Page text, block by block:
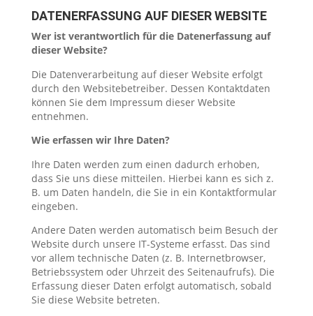
DATENERFASSUNG AUF DIESER WEBSITE
Wer ist verantwortlich für die Datenerfassung auf
dieser Website?
Die Datenverarbeitung auf dieser Website erfolgt
durch den Websitebetreiber. Dessen Kontaktdaten
können Sie dem Impressum dieser Website
entnehmen.
Wie erfassen wir Ihre Daten?
Ihre Daten werden zum einen dadurch erhoben,
dass Sie uns diese mitteilen. Hierbei kann es sich z.
B. um Daten handeln, die Sie in ein Kontaktformular
eingeben.
Andere Daten werden automatisch beim Besuch der
Website durch unsere IT-Systeme erfasst. Das sind
vor allem technische Daten (z. B. Internetbrowser,
Betriebssystem oder Uhrzeit des Seitenaufrufs). Die
Erfassung dieser Daten erfolgt automatisch, sobald
Sie diese Website betreten.